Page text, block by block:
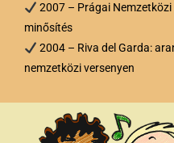
2007 – Prágai
minősítés
2004 – Riva del Garda:
nemzetközi versenyen